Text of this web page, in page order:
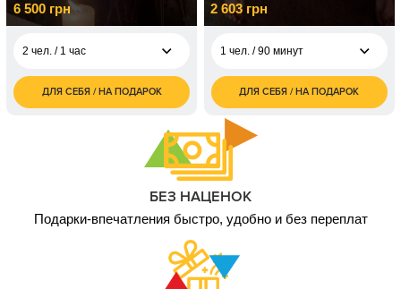
6 500 грн
2 чел. / 1 час
6 500
грн
7 500
грн
ДЛЯ СЕБЯ / НА ПОДАРОК
2 603 грн
1 чел. / 90 минут
2 603
грн
2 чел. / 90 минут
ДЛЯ СЕБЯ / НА ПОДАРОК
БЕЗ НАЦЕНОК
Подарки-впечатления быстро, удобно и без переплат